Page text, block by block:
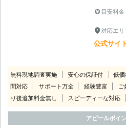
目安料金
対応エリ
公式サイ
無料現地調査実施 安心の保証付 低
間対応
サポート万全 経験豊富
り後追加料金無し
スピーディーな対応
アピールポイ